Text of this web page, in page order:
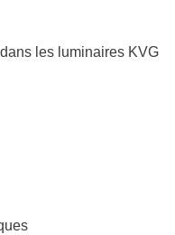
les luminaires KVG